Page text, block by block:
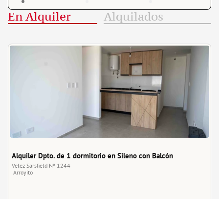
En Alquiler Alquilados
Alquiler Dpto. de 1 dormitorio en Sileno con Balcón
Velez Sarsfield Nº 1244
Arroyito